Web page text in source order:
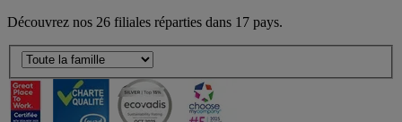
Découvrez nos 26 filiales réparties dans 17 pays.